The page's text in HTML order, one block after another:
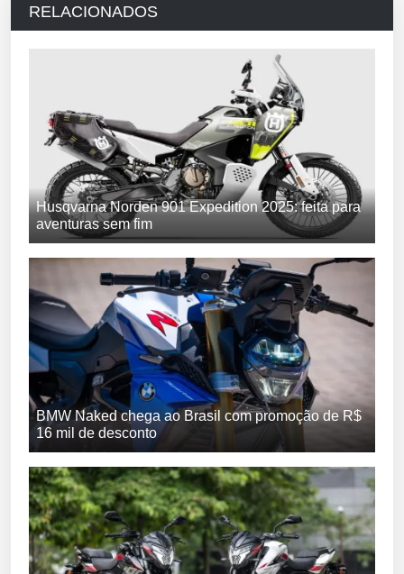
RELACIONADOS
Husqvarna Norden 901 Expedition 2025: feita para
aventuras sem fim
BMW Naked chega ao Brasil com promoção de R$
16 mil de desconto